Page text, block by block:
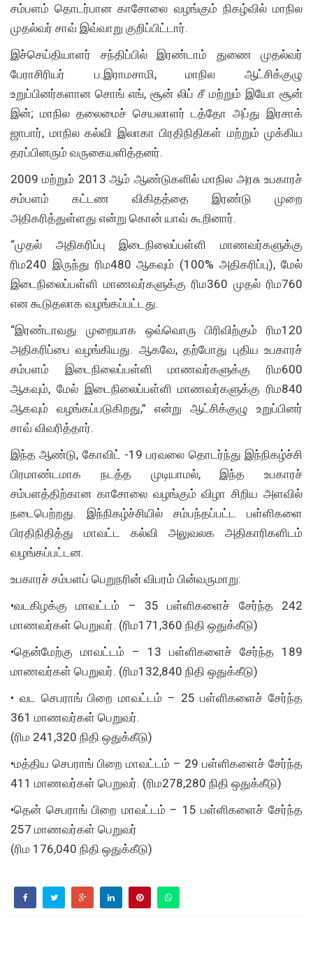
சம்பளம் தொடர்பான காசோலை வழங்கும் நிகழ்வில் மாநில
முதல்வர் சாவ் இவ்வாறு குறிப்பிட்டார்.
இச்செய்தியாளர் சந்திப்பில் இரண்டாம் துணை முதல்வர்
பேராசிரியர் ப.இராமசாமி, மாநில ஆட்சிக்குழு
உறுப்பினர்களான சொங் எங், சூன் லிப் சீ மற்றும் இயோ சூன்
இன்; மாநில தலைமைச் செயலாளர் டத்தோ அப்து இரசாக்
ஜாபார், மாநில கல்வி இலாகா பிரதிநிதிகள் மற்றும் முக்கிய
தரப்பினரும் வருகையளித்தனர்.
2009 மற்றும் 2013 ஆம் ஆண்டுகளில் மாநில அரசு உபகாரச்
சம்பளம் கட்டண விகிதத்தை இரண்டு முறை
அதிகரித்துள்ளது என்று கொன் யாவ் கூறினார்.
“முதல் அதிகரிப்பு இடைநிலைப்பள்ளி மாணவர்களுக்கு
ரிம240 இருந்து ரிம480 ​​ஆகவும் (100% அதிகரிப்பு), மேல்
இடைநிலைப்பள்ளி மாணவர்களுக்கு ரிம360 முதல் ரிம760
என கூடுதலாக வழங்கப்பட்டது.
“இரண்டாவது முறையாக ஒவ்வொரு பிரிவிற்கும் ரிம120
அதிகரிப்பை வழங்கியது. ஆகவே, தற்போது புதிய உபகாரச்
சம்பளம் இடைநிலைப்பள்ளி மாணவர்களுக்கு ரிம600
ஆகவும், மேல் இடைநிலைப்பள்ளி மாணவர்களுக்கு ரிம840
ஆகவும் வழங்கப்படுகிறது,” என்று ஆட்சிக்குழு உறுப்பினர்
சாவ் விவரித்தார்.
இந்த ஆண்டு, கோவிட் -19 பரவலை தொடர்ந்து இந்நிகழ்ச்சி
பிரமாண்டமாக நடத்த முடியாமல், இந்த உபகாரச்
சம்பளத்திற்கான காசோலை வழங்கும் விழா சிறிய அளவில்
நடைபெற்றது. இந்நிகழ்ச்சியில் சம்பந்தப்பட்ட பள்ளிகளை
பிரதிநிதித்து மாவட்ட கல்வி அலுவலக அதிகாரிகளிடம்
வழங்கப்பட்டன.
உபகாரச் சம்பளப் பெறுநரின் விபரம் பின்வருமாறு:
•வடகிழக்கு மாவட்டம் – 35 பள்ளிகளைச் சேர்ந்த 242
மாணவர்கள் பெறுவர். (ரிம171,360 நிதி ஒதுக்கீடு)
•தென்மேற்கு மாவட்டம் – 13 பள்ளிகளைச் சேர்ந்த 189
மாணவர்கள் பெறுவர். (ரிம132,840 நிதி ஒதுக்கீடு)
• வட செபராங் பிறை மாவட்டம் – 25 பள்ளிகளைச் சேர்ந்த
361 மாணவர்கள் பெறுவர்.
(ரிம 241,320 நிதி ஒதுக்கீடு)
•மத்திய செபராங் பிறை மாவட்டம் – 29 பள்ளிகளைச் சேர்ந்த
411 மாணவர்கள் பெறுவர். (ரிம278,280 நிதி ஒதுக்கீடு)
•தென் செபராங் பிறை மாவட்டம் – 15 பள்ளிகளைச் சேர்ந்த
257 மாணவர்கள் பெறுவர்
(ரிம 176,040 நிதி ஒதுக்கீடு)